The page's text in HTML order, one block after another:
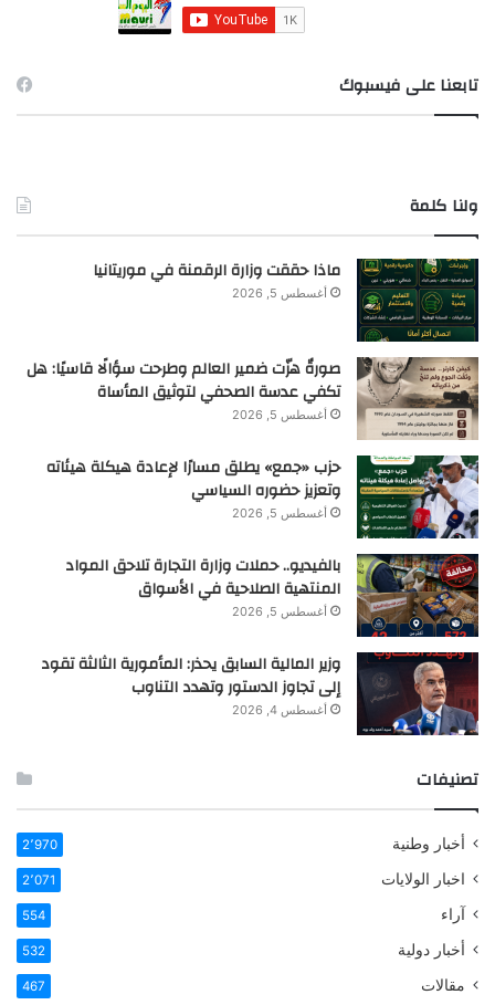
:
تابعنا على فيسبوك
ولنا كلمة
ماذا حققت وزارة الرقمنة في موريتانيا
أغسطس 5, 2026
صورةٌ هزّت ضمير العالم وطرحت سؤالًا قاسيًا: هل
تكفي عدسة الصحفي لتوثيق المأساة
أغسطس 5, 2026
حزب «جمع» يطلق مسارًا لإعادة هيكلة هيئاته
وتعزيز حضوره السياسي
أغسطس 5, 2026
بالفيديو.. حملات وزارة التجارة تلاحق المواد
المنتهية الصلاحية في الأسواق
أغسطس 5, 2026
وزير المالية السابق يحذر: المأمورية الثالثة تقود
إلى تجاوز الدستور وتهدد التناوب
أغسطس 4, 2026
تصنيفات
أخبار وطنية 2٬970
اخبار الولايات 2٬071
آراء 554
أخبار دولية 532
مقالات 467